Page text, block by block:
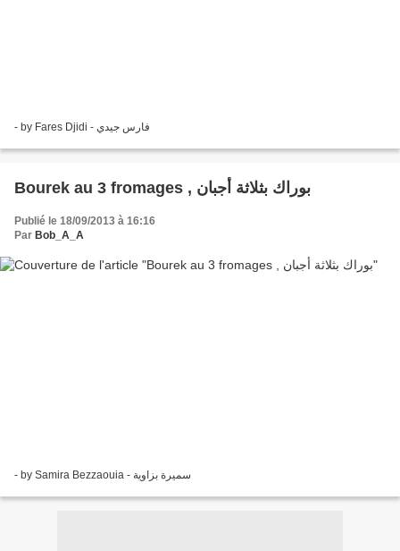
- by Fares Djidi - فارس جيدي
Bourek au 3 fromages , بوراك بثلاثة أجبان
Publié le 18/09/2013 à 16:16
Par Bob_A_A
- by Samira Bezzaouia - سميرة بزاوية